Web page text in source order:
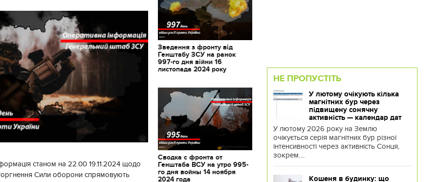
станом на 22.00 19.11.2024 щодо
Сили оборони спрямовують
Зведення з фронту від
Генштабу ЗСУ на ранок
997-го дня війни 16
листопада 2024 року
Сводка с фронта от
Генштаба ВСУ на утро 995-
го дня войны 14 ноября
2024 года
НЕ ПРОПУСТІТЬ
У лютому очікують кілька
магнітних бур через
підвищену сонячну
активність — календар дат
У лютому 2026 року на Землю
очікується серія магнітних бур різної
інтенсивності через активність Сонця,
зокрем....
Кошеня в будинку: що